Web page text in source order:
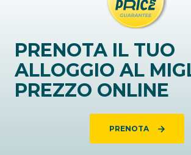
PRENOTA IL TUO
ALLOGGIO AL
PREZZO ONLINE
PRENOTA